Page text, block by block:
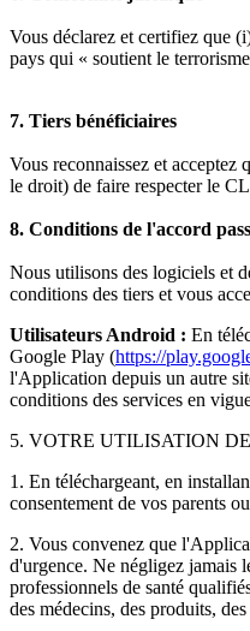
Vous déclarez et certifiez que
pays qui « soutient le
7. Tiers bénéficiaires
Vous reconnaissez et
le droit) de faire respecter le
8. Conditions de l'accord
Nous utilisons des logiciels et
conditions des tiers et vous
Utilisateurs Android : En
Google Play (https://
l'Application depuis un autre
conditions des services en
5. VOTRE UTILISATION
1. En téléchargeant, en
consentement de vos parents
2. Vous convenez que
d'urgence. Ne négligez jamais
professionnels de santé
des médecins, des produits,